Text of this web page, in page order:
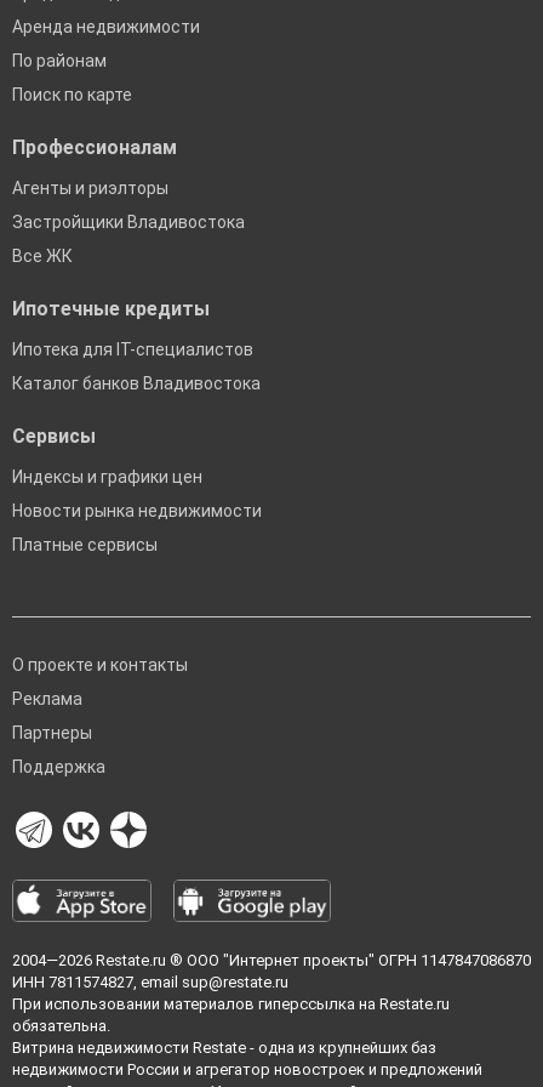
Аренда недвижимости
По районам
Поиск по карте
Профессионалам
Агенты и риэлторы
Застройщики Владивостока
Все ЖК
Ипотечные кредиты
Ипотека для IT-специалистов
Каталог банков Владивостока
Сервисы
Индексы и графики цен
Новости рынка недвижимости
Платные сервисы
О проекте и контакты
Реклама
Партнеры
Поддержка
2004—2026 Restate.ru ® ООО "Интернет проекты" ОГРН 1147847086870
ИНН 7811574827, email sup@restate.ru
При использовании материалов гиперссылка на Restate.ru
обязательна.
Витрина недвижимости Restate - одна из крупнейших баз
недвижимости России и агрегатор новостроек и предложений